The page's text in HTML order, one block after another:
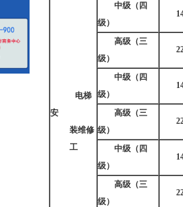
电梯
安
装维修
工
中级 （四
级）
高级 （三
级）
中级 （四
级）
高级 （三
级）
中级 （四
级）
高级 （三
级）